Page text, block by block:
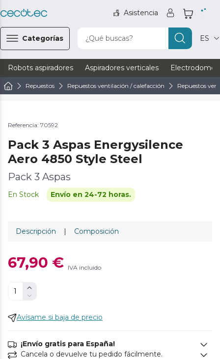
Asistencia
Categorías ¿Qué buscas? ES
Robots aspiradores Aspiradores verticales
Repuestos Repuestos ventilación / calefacción Repuestos
Referencia: 70592
Pack 3 Aspas Energysilence
Aero 4850 Style Steel
Pack 3 Aspas
En Stock Envío en 24-72 horas.
Descripción | Composición
67,90 € IVA incluido
Avísame si baja de precio
¡Envío gratis para España!
Cancela o devuelve tu pedido fácilmente.